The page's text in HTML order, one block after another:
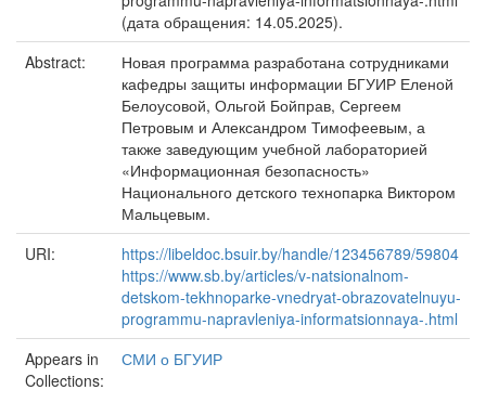
(дата обращения: 14.05.2025).
Abstract:
Новая программа разработана сотрудниками
кафедры защиты информации БГУИР Еленой
Белоусовой, Ольгой Бойправ, Сергеем
Петровым и Александром Тимофеевым, а
также заведующим учебной лабораторией
«Информационная безопасность»
Национального детского технопарка Виктором
Мальцевым.
URI:
https://libeldoc.bsuir.by/handle/123456789/59804
https://www.sb.by/articles/v-natsionalnom-
detskom-tekhnoparke-vnedryat-obrazovatelnuyu-
programmu-napravleniya-informatsionnaya-.html
Appears in
Collections:
СМИ о БГУИР